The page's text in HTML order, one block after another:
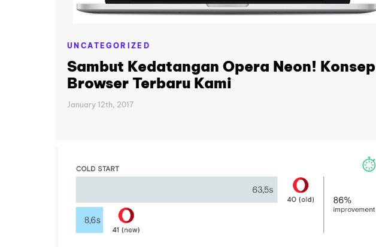
UNCATEGORIZED
Sambut Kedatangan Opera Neon! Konsep
Browser Terbaru Kami
January 12th, 2017